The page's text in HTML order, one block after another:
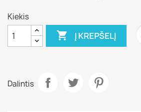
Kiekis
 Į KREPŠELĮ
Dalintis